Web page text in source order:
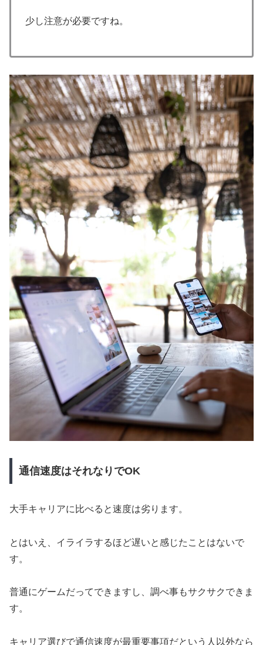
少し注意が必要ですね。
通信速度はそれなりでOK
大手キャリアに比べると速度は劣ります。
とはいえ、イライラするほど遅いと感じたことはないで
す。
普通にゲームだってできますし、調べ事もサクサクできま
す。
キャリア選びで通信速度が最重要事項だという人以外なら